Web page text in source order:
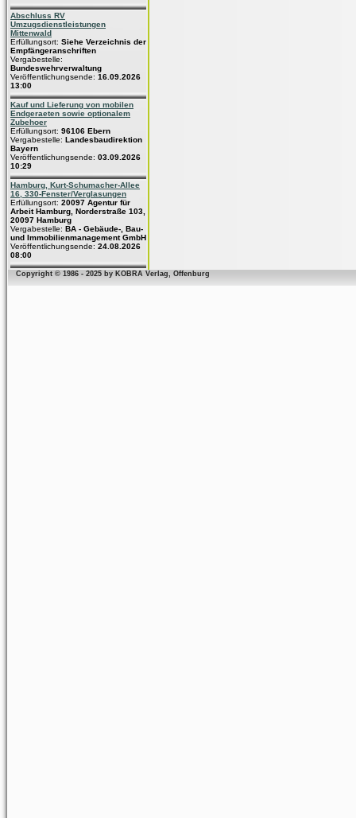
Abschluss RV
Umzugsdienstleistungen
Mittenwald
Erfüllungsort: Siehe Verzeichnis der
Empfängeranschriften
Vergabestelle:
Bundeswehrverwaltung
Veröffentlichungsende: 16.09.2026
13:00
Kauf und Lieferung von mobilen
Endgeraeten sowie optionalem
Zubehoer
Erfüllungsort: 96106 Ebern
Vergabestelle: Landesbaudirektion
Bayern
Veröffentlichungsende: 03.09.2026
10:29
Hamburg, Kurt-Schumacher-Allee
16, 330-Fenster/Verglasungen
Erfüllungsort: 20097 Agentur für
Arbeit Hamburg, Norderstraße 103,
20097 Hamburg
Vergabestelle: BA - Gebäude-, Bau-
und Immobilienmanagement GmbH
Veröffentlichungsende: 24.08.2026
08:00
Copyright © 1986 - 2025 by KOBRA Verlag, Offenburg